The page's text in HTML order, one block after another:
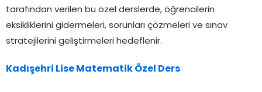
tarafından verilen bu özel derslerde, öğrencilerin
eksikliklerini gidermeleri, sorunları çözmeleri ve sınav
stratejilerini geliştirmeleri hedeflenir.
Kadışehri Lise Matematik Özel Ders